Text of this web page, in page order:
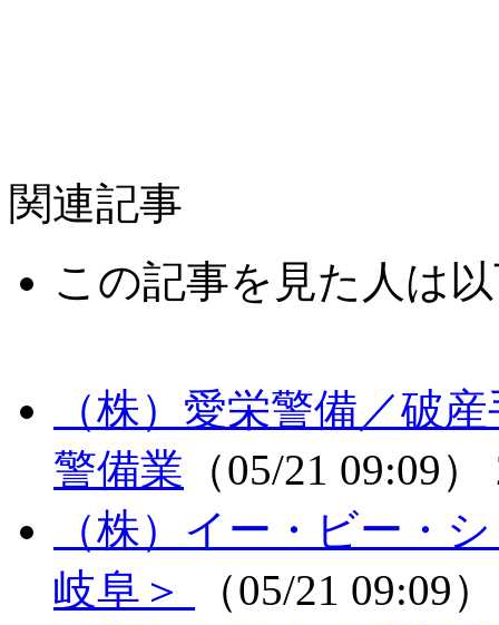
関連記事
この記事を見た人は
（株）愛栄警備／
警備業 （05/21 09:09）
（株）イー・ビー・
岐阜＞
（05/21 09:09